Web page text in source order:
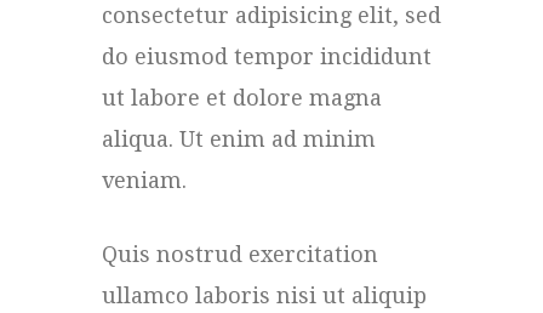
consectetur adipisicing elit, sed
do eiusmod tempor incididunt
ut labore et dolore magna
aliqua. Ut enim ad minim
veniam.
Quis nostrud exercitation
ullamco laboris nisi ut aliquip